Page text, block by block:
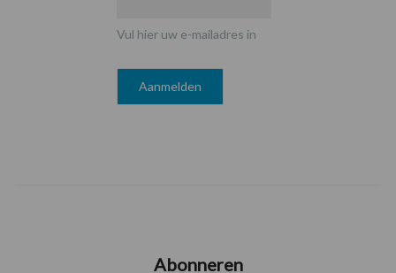
Vul hier uw e-mailadres in
Abonneren